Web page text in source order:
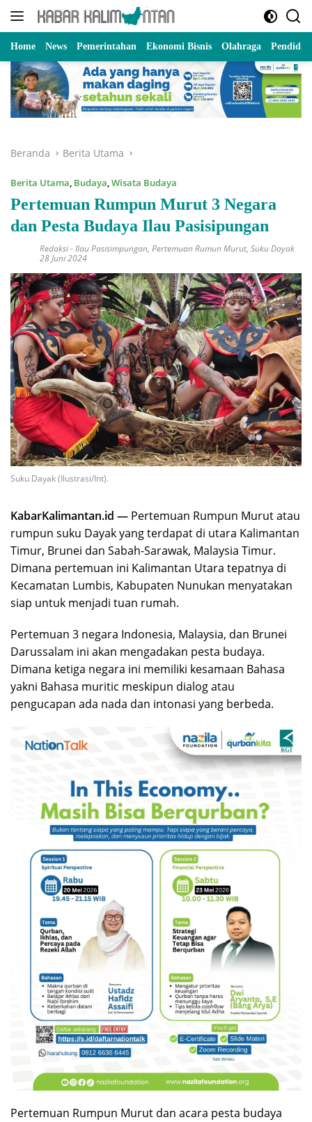
Langsung
Home News Pemerintahan Ekonomi Bisnis Olahraga
Beranda Berita Utama
Berita Utama, Budaya,Wisata Budaya
Pertemuan Rumpun Murut 3 Negara
dan Pesta Budaya Ilau Pasisipungan
Redaksi-Ilau Pasisimpungan, Pertemuan Rumun Murut, Suku Dayak
28 Juni 2024
Suku Dayak (Ilustrasi/Int).
KabarKalimantan.id — Pertemuan Rumpun Murut atau
rumpun suku Dayak yang terdapat di utara Kalimantan
Timur, Brunei dan Sabah-Sarawak, Malaysia Timur.
Dimana pertemuan ini Kalimantan Utara tepatnya di
Kecamatan Lumbis, Kabupaten Nunukan menyatakan
siap untuk menjadi tuan rumah.
Pertemuan 3 negara Indonesia, Malaysia, dan Brunei
Darussalam ini akan mengadakan pesta budaya.
Dimana ketiga negara ini memiliki kesamaan Bahasa
yakni Bahasa muritic meskipun dialog atau
pengucapan ada nada dan intonasi yang berbeda.
Pertemuan Rumpun Murut dan acara pesta budaya